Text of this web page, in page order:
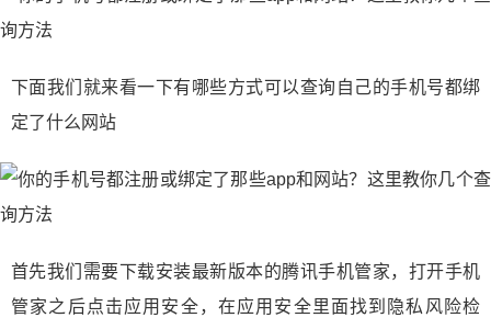
下面我们就来看一下有哪些方式可以查询自己的手机号都绑
定了什么网站
首先我们需要下载安装最新版本的腾讯手机管家，打开手机
管家之后点击应用安全，在应用安全里面找到隐私风险检